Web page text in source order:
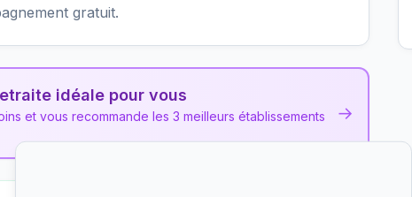
gratuit.
idéale pour vous
et vous recommande les 3 meilleurs établissements
→